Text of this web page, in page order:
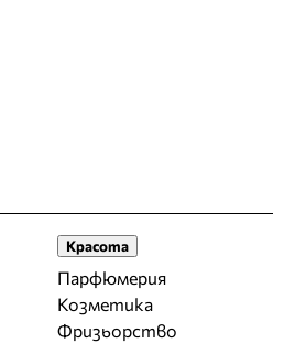
Красота
Парфюмерия
Козметика
Фризьорство